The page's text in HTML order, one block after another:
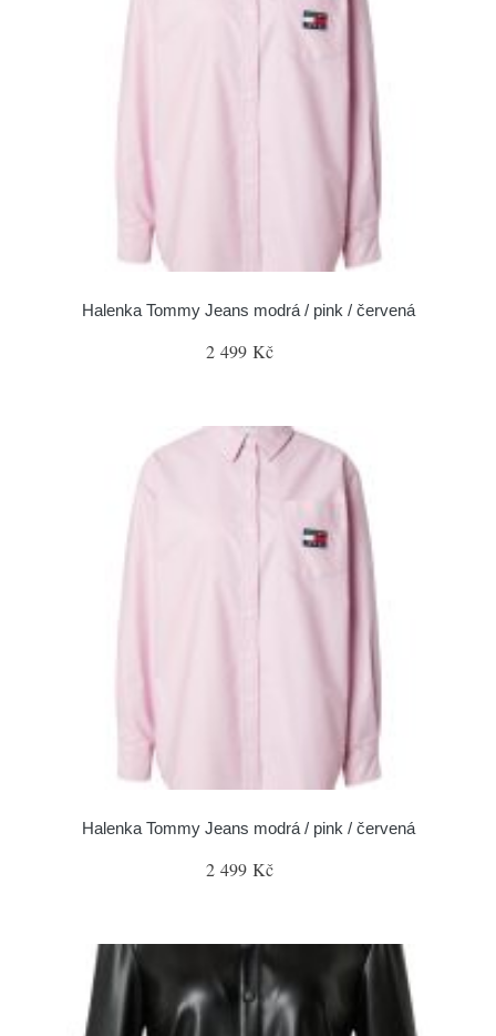
Halenka Tommy Jeans modrá / pink / červená
2 499 Kč
Halenka Tommy Jeans modrá / pink / červená
2 499 Kč